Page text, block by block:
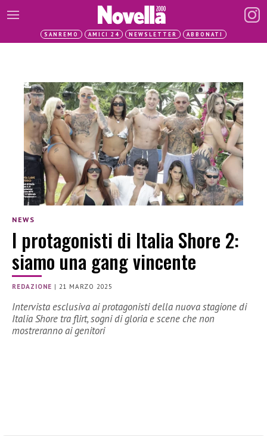
SANREMO AMICI 24 NEWSLETTER ABBONATI
NEWS
I protagonisti di Italia Shore 2:
siamo una gang vincente
REDAZIONE | 21 MARZO 2025
Intervista esclusiva ai protagonisti della nuova stagione di
Italia Shore tra flirt, sogni di gloria e scene che non
mostreranno ai genitori